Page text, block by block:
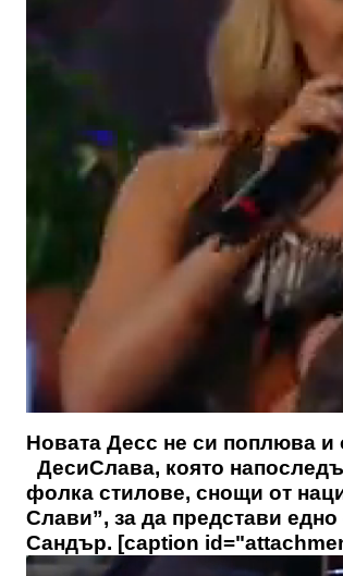
Новата Десс не си поплюва и
ДесиСлава, която
фолка стилове, снощи от
Слави”, за да представи
Сандър. [caption